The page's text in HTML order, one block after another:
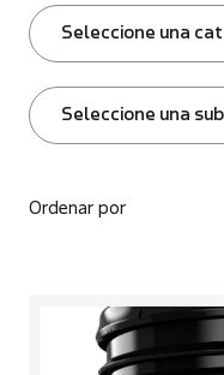
Seleccione una
Seleccione una
Ordenar por